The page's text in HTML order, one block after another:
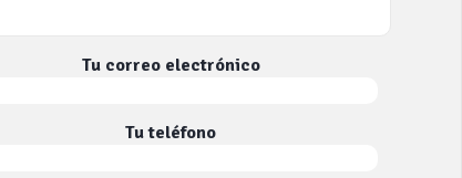
Tu correo electrónico
Tu teléfono